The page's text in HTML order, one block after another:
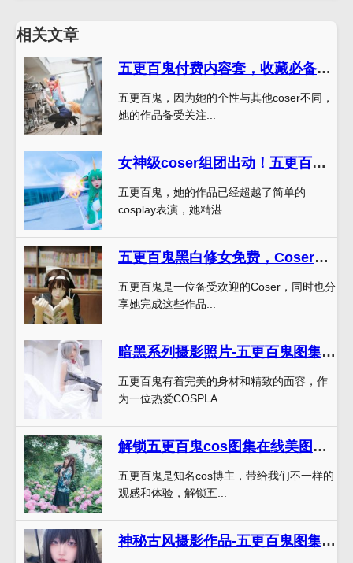
相关文章
五更百鬼付费内容套，收藏必备，错过再也不来
五更百鬼，因为她的个性与其他coser不同，
她的作品备受关注...
女神级coser组团出动！五更百鬼照片作品风惊艳全场
五更百鬼，她的作品已经超越了简单的
cosplay表演，她精湛...
五更百鬼黑白修女免费，Coser分享自己的cosplay照片故事
五更百鬼是一位备受欢迎的Coser，同时也分
享她完成这些作品...
暗黑系列摄影照片-五更百鬼图集完整版下载
五更百鬼有着完美的身材和精致的面容，作
为一位热爱COSPLA...
解锁五更百鬼cos图集在线美图的赏析之旅
五更百鬼是知名cos博主，带给我们不一样的
观感和体验，解锁五...
神秘古风摄影作品-五更百鬼图集图包